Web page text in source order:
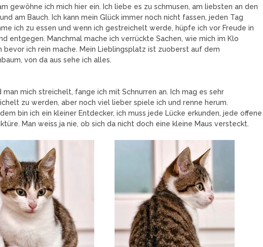
gewöhne ich mich hier ein. Ich liebe es zu schmusen, am liebsten an den
am Bauch. Ich kann mein Glück immer noch nicht fassen, jeden Tag
ich zu essen und wenn ich gestreichelt werde, hüpfe ich vor Freude in
entgegen. Manchmal mache ich verrückte Sachen, wie mich im Klo
bevor ich rein mache. Mein Lieblingsplatz ist zuoberst auf dem
von da aus sehe ich alles.
man mich streichelt, fange ich mit Schnurren an. Ich mag es sehr
zu werden, aber noch viel lieber spiele ich und renne herum.
bin ich ein kleiner Entdecker, ich muss jede Lücke erkunden, jede offene
Man weiss ja nie, ob sich da nicht doch eine kleine Maus versteckt.